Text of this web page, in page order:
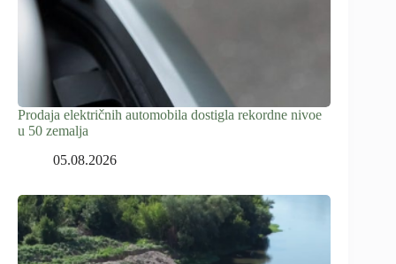
Prodaja električnih automobila dostigla rekordne nivoe
u 50 zemalja
05.08.2026